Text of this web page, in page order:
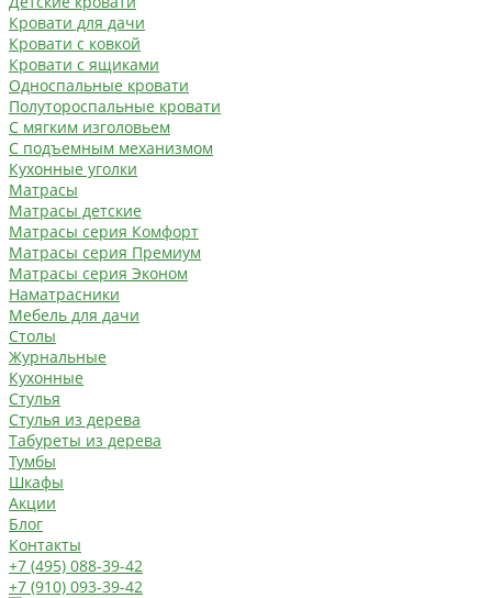
Кровати для дачи
Кровати с ковкой
Кровати с ящиками
Односпальные кровати
Полутороспальные кровати
С мягким изголовьем
С подъемным механизмом
Кухонные уголки
Матрасы
Матрасы детские
Матрасы серия Комфорт
Матрасы серия Премиум
Матрасы серия Эконом
Наматрасники
Мебель для дачи
Столы
Журнальные
Кухонные
Стулья
Стулья из дерева
Табуреты из дерева
Тумбы
Шкафы
Акции
Блог
Контакты
+7 (495) 088-39-42
+7 (910) 093-39-42